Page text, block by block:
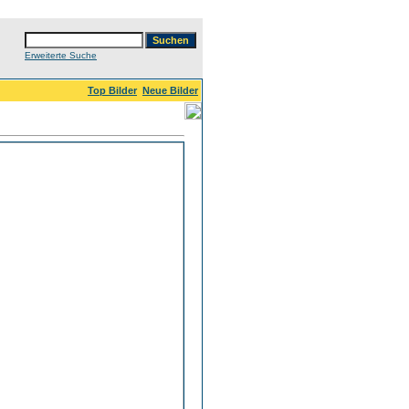
Erweiterte Suche
Top Bilder Neue Bilder